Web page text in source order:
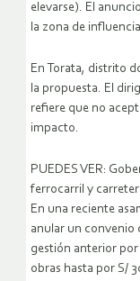
elevarse). El
la zona de
En Torata, distrito
la propuesta. El
refiere que no
impacto.
PUEDES VER:
ferrocarril y
En una reciente
anular un convenio
gestión anterior
obras hasta por S/